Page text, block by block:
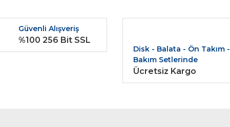
Güvenli Alışveriş
%100 256 Bit SSL
Disk - Balata - Ön Takım -
Bakım Setlerinde
Ücretsiz Kargo